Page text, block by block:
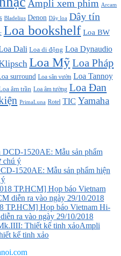
Ampli xem phim Arcam
Bladelius Denon Dây loa Dây tín
Loa bookshelf Loa BW
Dali Loa di động Loa Dynaudio
Loa MỹLoa Pháp
surround Loa sân vườn Loa Tannoy
âm trần Loa âm tường Loa Đan
PrimaLuna Rotel TIC Yamaha
1520AE: Mẫu sản phẩm hiện
ý
TP.HCM] Họp báo Vietnam Hi-
ra vào ngày 29/10/2018
Ampli
kế tinh xảo